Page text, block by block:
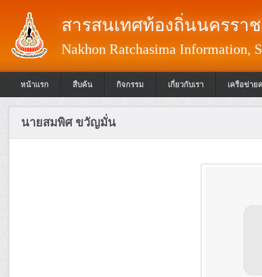
สารสนเทศท้องถิ่นนครรา
Nakhon Ratchasima Information,
หน้าแรก สืบค้น กิจกรรม เกี่ยวกับเรา เครือข่าย
นายสมพิศ ขวัญมั่น